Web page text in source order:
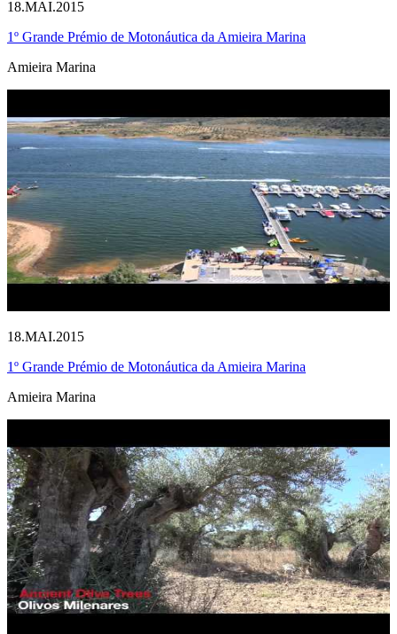
18.MAI.2015
1º Grande Prémio de Motonáutica da Amieira Marina
Amieira Marina
18.MAI.2015
1º Grande Prémio de Motonáutica da Amieira Marina
Amieira Marina